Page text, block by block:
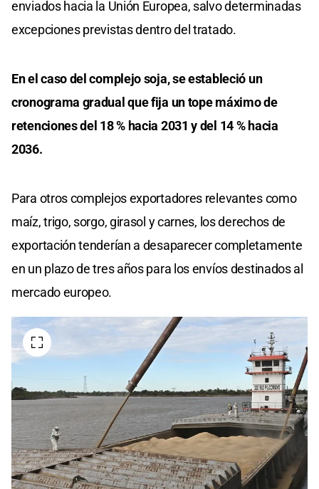
enviados hacia la Unión Europea, salvo determinadas
excepciones previstas dentro del tratado.
En el caso del complejo soja, se estableció un
cronograma gradual que fija un tope máximo de
retenciones del 18 % hacia 2031 y del 14 % hacia
2036.
Para otros complejos exportadores relevantes como
maíz, trigo, sorgo, girasol y carnes, los derechos de
exportación tenderían a desaparecer completamente
en un plazo de tres años para los envíos destinados al
mercado europeo.